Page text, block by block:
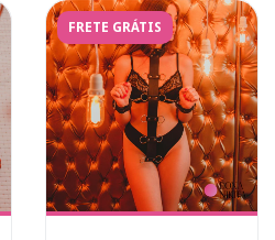
FRETE GRÁTIS